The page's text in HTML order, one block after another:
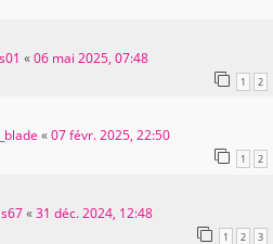
«06 mai 2025, 07:48
1 2
«07 févr. 2025, 22:50
1 2
«31 déc. 2024, 12:48
1 2 3